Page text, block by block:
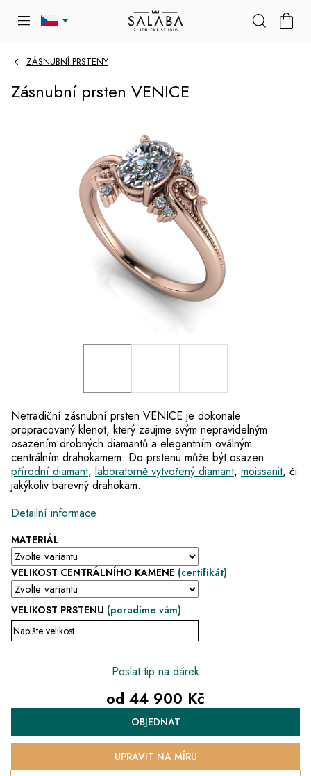
ZÁSNUBNÍ PRSTENY
Zásnubní prsten VENICE
MATERIÁL
VELIKOST CENTRÁLNÍHO KAMENE (certifikát)
VELIKOST PRSTENU (poradíme vám)
Netradiční zásnubní prsten VENICE je dokonale
propracovaný klenot, který zaujme svým nepravidelným
osazením drobných diamantů a elegantním oválným
centrálním drahokamem. Do prstenu může být osazen
přírodní diamant, laboratorně vytvořený diamant, moissanit, či
jakýkoliv barevný drahokam.
Detailní informace
Poslat tip na dárek
od 44 900 Kč
Měrná
cena:
OBJEDNAT
UPRAVIT NA MÍRU